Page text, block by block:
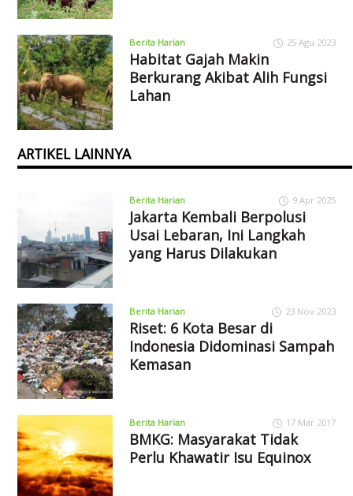
Berita Harian 25 Agu 2023
Habitat Gajah Makin
Berkurang Akibat Alih Fungsi
Lahan
ARTIKEL LAINNYA
Berita Harian 9 Apr 2025
Jakarta Kembali Berpolusi
Usai Lebaran, Ini Langkah
yang Harus Dilakukan
Berita Harian 23 Nov 2023
Riset: 6 Kota Besar di
Indonesia Didominasi Sampah
Kemasan
Berita Harian 17 Mar 2017
BMKG: Masyarakat Tidak
Perlu Khawatir Isu Equinox